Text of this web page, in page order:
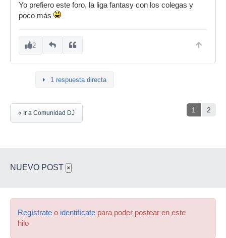
Yo prefiero este foro, la liga fantasy con los colegas y
poco más
2
1 respuesta directa
1 2
« Ir a Comunidad DJ
NUEVO POST ×
Regístrate o identifícate para poder postear en este
hilo